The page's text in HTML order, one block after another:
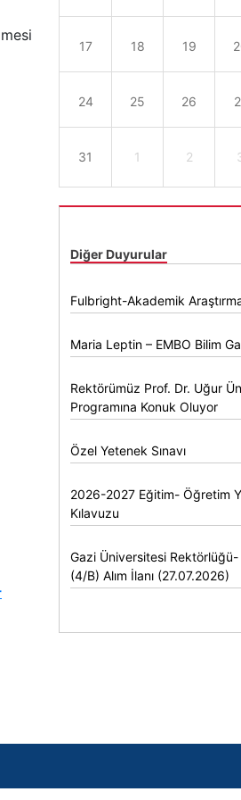
17 18 19
24 25 26
31 1 2
Diğer Duyurular
Fulbright-Akademik
Maria Leptin – EMBO Bilim
Rektörümüz Prof. Dr. Uğur
Programına Konuk Oluyor
Özel Yetenek Sınavı
2026-2027 Eğitim- Öğretim
Kılavuzu
Gazi Üniversitesi
(4/B) Alım İlanı (27.07.2026)